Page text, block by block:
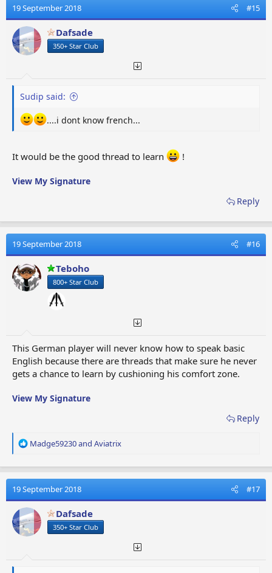
19 September 2018 #15
Dafsade
350+ Star Club
Sudip said:
....i dont know french...
It would be the good thread to learn !
View My Signature
Reply
19 September 2018 #16
Teboho
800+ Star Club
This German player will never know how to speak basic
English because there are threads that make sure he never
gets a chance to learn by cushioning his comfort zone.
View My Signature
Reply
R
a
t
i
o
n
s
Madge59230and Aviatrix
19 September 2018 #17
Dafsade
350+ Star Club